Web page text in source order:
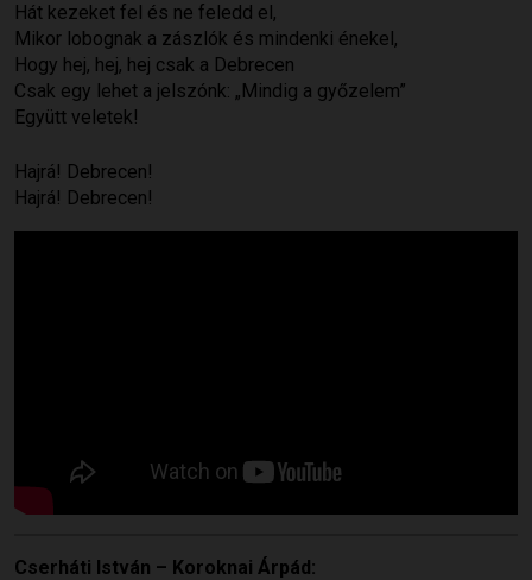
Hát kezeket fel és ne feledd el,
Mikor lobognak a zászlók és mindenki énekel,
Hogy hej, hej, hej csak a Debrecen
Csak egy lehet a jelszónk: „Mindig a győzelem”
Együtt veletek!
Hajrá! Debrecen!
Hajrá! Debrecen!
Cserháti István – Koroknai Árpád: